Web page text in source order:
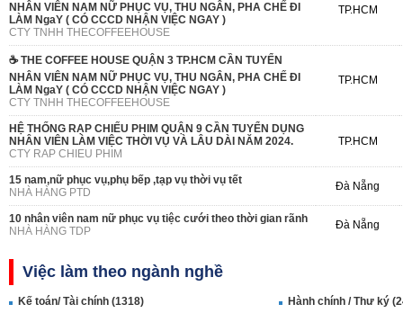
NHÂN VIÊN NAM NỮ PHỤC VỤ, THU NGÂN, PHA CHẾ ĐI
LÀM NgaY ( CÓ CCCD NHẬN VIỆC NGAY )
CTY TNHH THECOFFEEHOUSE
TP.HCM
☕️ THE COFFEE HOUSE QUẬN 3 TP.HCM CẦN TUYỂN
NHÂN VIÊN NAM NỮ PHỤC VỤ, THU NGÂN, PHA CHẾ ĐI
LÀM NgaY ( CÓ CCCD NHẬN VIỆC NGAY )
CTY TNHH THECOFFEEHOUSE
TP.HCM
HỆ THỐNG RẠP CHIẾU PHIM QUẬN 9 CẦN TUYỂN DỤNG
NHÂN VIÊN LÀM VIỆC THỜI VỤ VÀ LÂU DÀI NĂM 2024.
CTY RAP CHIEU PHIM
TP.HCM
15 nam,nữ phục vụ,phụ bếp ,tạp vụ thời vụ tết
NHÀ HÀNG PTD
Đà Nẵng
10 nhân viên nam nữ phục vụ tiệc cưới theo thời gian rãnh
NHÀ HÀNG TDP
Đà Nẵng
Việc làm theo ngành nghề
Kế toán/ Tài chính (1318)
Hành chính / Thư ký